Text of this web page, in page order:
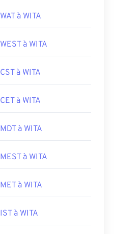
WAT à WITA
WEST à WITA
CST à WITA
CET à WITA
MDT à WITA
MEST à WITA
MET à WITA
IST à WITA